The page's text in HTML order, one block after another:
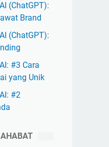
(ChatGPT):
Brand
(ChatGPT):
#3 Cara
yang Unik
#2